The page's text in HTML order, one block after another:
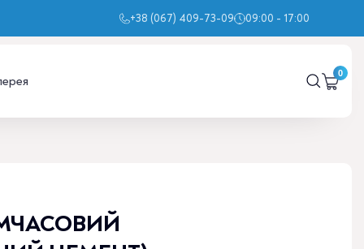
+38 (067) 409-73-09 09:00 - 17:00